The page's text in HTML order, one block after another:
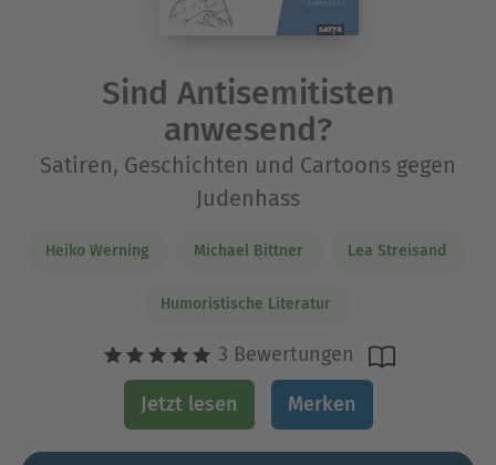
Sind Antisemitisten
anwesend?
Satiren, Geschichten und Cartoons gegen
Judenhass
Heiko Werning Michael Bittner Lea Streisand
Humoristische Literatur
3 Bewertungen
Jetzt lesen Merken